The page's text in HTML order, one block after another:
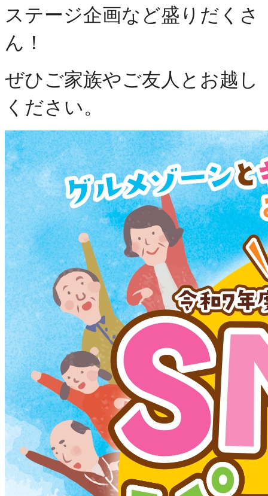
ステージ企画など盛りだくさ
ん！
ぜひご家族やご友人とお越し
ください。